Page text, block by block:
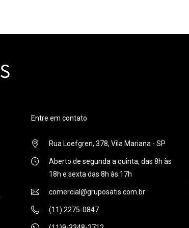
Entre em contato
Rua Loefgren, 378, Vila Mariana - SP
Aberto de segunda a quinta, das 8h às
18h e sexta das 8h às 17h
comercial@gruposatis.com.br
(11) 2275-0847